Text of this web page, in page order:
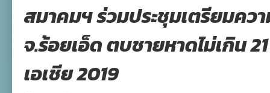
สมาคมฯ ร่วมประชุมเตรียมคว
จ.ร้อยเอ็ด ตบชายหาดไม่เกิน
เอเชีย 2019